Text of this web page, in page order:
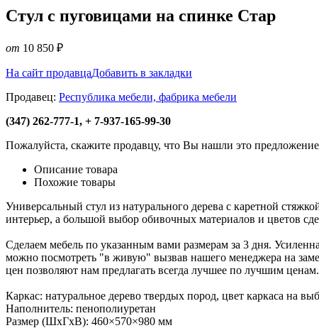
Стул с пуговицами на спинке Стар
от 10 850 ₽
На сайт продавцаДобавить в закладки
Продавец: Республика мебели, фабрика мебели
(347) 262-777-1, + 7-937-165-99-30
Пожалуйста, скажите продавцу, что Вы нашли это
Описание товара
Похожие товары
Универсальный стул из натурального дерева с каретной
интерьер, а большой выбор обивочных материалов и цветов
Сделаем мебель по указанным вами размерам за 3 дня.
можно посмотреть "в живую" вызвав нашего менеджера на
цен позволяют нам предлагать всегда лучшее по лучшим ценам.
Каркас: натуральное дерево твердых пород, цвет каркаса на
Наполнитель: пенополиуретан
Размер (ШхГхВ): 460×570×980 мм